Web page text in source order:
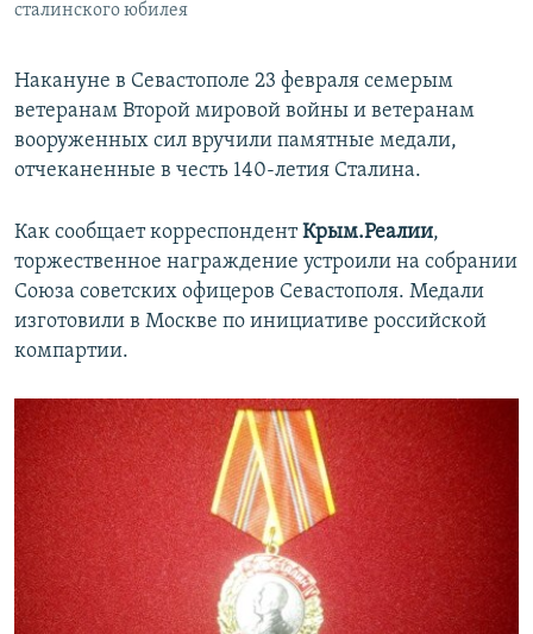
сталинского юбилея
Накануне в Севастополе 23 февраля семерым
ветеранам Второй мировой войны и ветеранам
вооруженных сил вручили памятные медали,
отчеканенные в честь 140-летия Сталина.
Как сообщает корреспондентКрым.Реалии,
торжественное награждение устроили на собрании
Союза советских офицеров Севастополя. Медали
изготовили в Москве по инициативе российской
компартии.